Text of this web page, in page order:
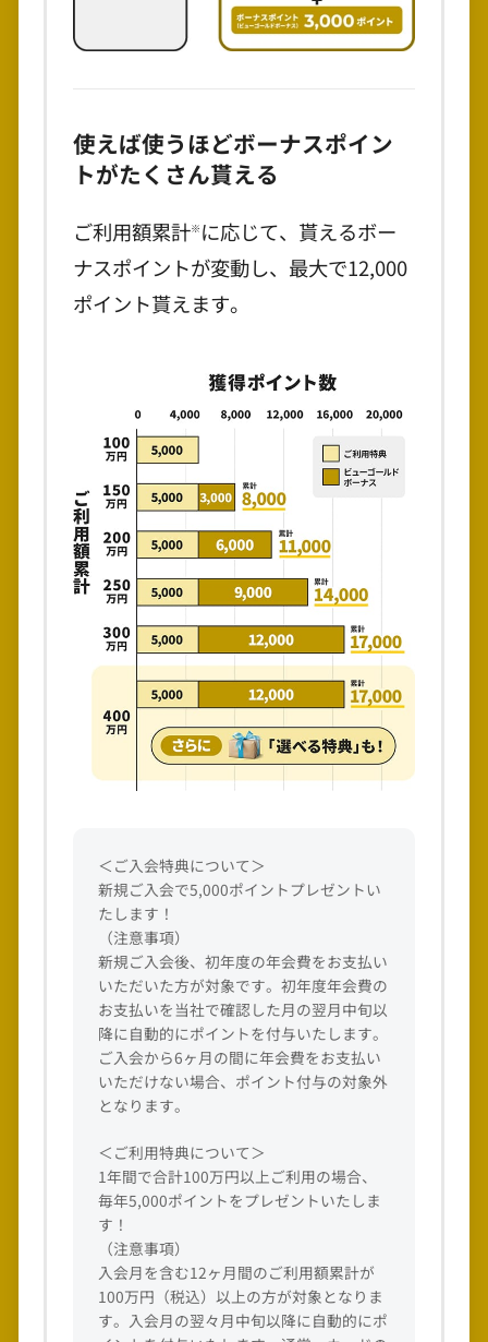
使えば使うほどボーナスポイン
トがたくさん貰える
ご利用額累計※ に応じて、貰えるボー
ナスポイントが変動し、最大で12,000
ポイント貰えます。
＜ご入会特典について＞
新規ご入会で5,000ポイントプレゼントい
たします！
（注意事項）
新規ご入会後、初年度の年会費をお支払い
いただいた方が対象です。初年度年会費の
お支払いを当社で確認した月の翌月中旬以
降に自動的にポイントを付与いたします。
ご入会から6ヶ月の間に年会費をお支払い
いただけない場合、ポイント付与の対象外
となります。
＜ご利用特典について＞
1年間で合計100万円以上ご利用の場合、
毎年5,000ポイントをプレゼントいたしま
す！
（注意事項）
入会月を含む12ヶ月間のご利用額累計が
100万円（税込）以上の方が対象となりま
す。入会月の翌々月中旬以降に自動的にポ